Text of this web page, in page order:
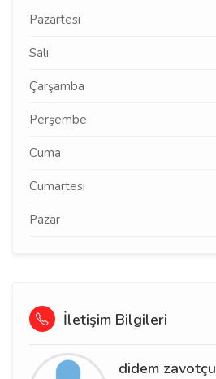
Pazartesi
Salı
Çarşamba
Perşembe
Cuma
Cumartesi
Pazar
İletişim Bilgileri
didem zavotçu